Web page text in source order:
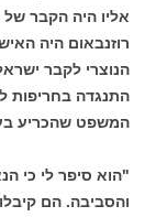
אליו היה הקבר של
רוזנבאום היה
הנוצרי לקבר
התנגדה בחריפות
המשפט שהכריע
והסביבה. הם